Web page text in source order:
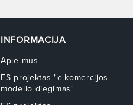
INFORMACIJA
Apie mus
ES projektas "e.komercijos
modelio diegimas"